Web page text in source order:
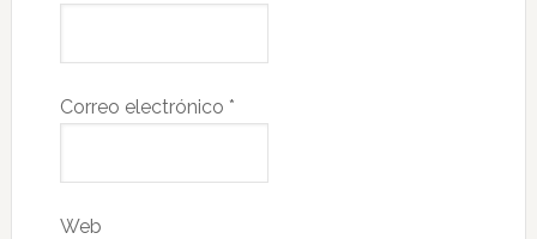
Correo electrónico *
Web